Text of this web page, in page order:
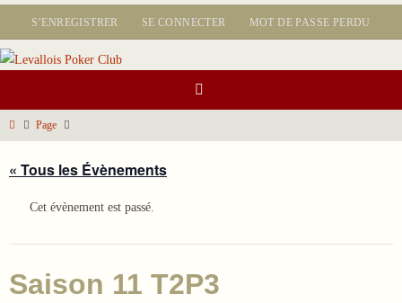
le
S’ENREGISTRER SE CONNECTER MOT DE PASSE PERDU
HomePage
« Tous les Évènements
Cet évènement est passé.
Saison 11 T2P3